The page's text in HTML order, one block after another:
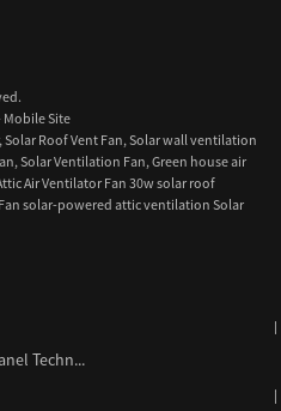
Mobile Site
,Solar Roof Vent Fan,Solar wall ventilation
,Solar Ventilation Fan,Green house air
Air Ventilator Fan 30w solar roof
solar-powered attic ventilation Solar
Techn...